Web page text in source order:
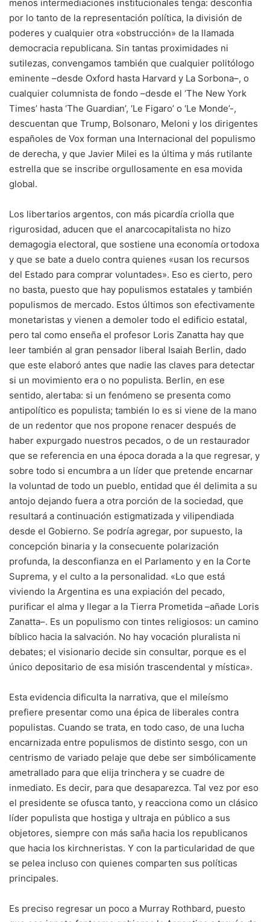
menos intermediaciones institucionales tenga: desconfía
por lo tanto de la representación política, la división de
poderes y cualquier otra «obstrucción» de la llamada
democracia republicana. Sin tantas proximidades ni
sutilezas, convengamos también que cualquier politólogo
eminente –desde Oxford hasta Harvard y La Sorbona–, o
cualquier columnista de fondo –desde el ‘The New York
Times’ hasta ‘The Guardian’, ‘Le Figaro’ o ‘Le Monde’-,
descuentan que Trump, Bolsonaro, Meloni y los dirigentes
españoles de Vox forman una Internacional del populismo
de derecha, y que Javier Milei es la última y más rutilante
estrella que se inscribe orgullosamente en esa movida
global.
Los libertarios argentos, con más picardía criolla que
rigurosidad, aducen que el anarcocapitalista no hizo
demagogia electoral, que sostiene una economía ortodoxa
y que se bate a duelo contra quienes «usan los recursos
del Estado para comprar voluntades». Eso es cierto, pero
no basta, puesto que hay populismos estatales y también
populismos de mercado. Estos últimos son efectivamente
monetaristas y vienen a demoler todo el edificio estatal,
pero tal como enseña el profesor Loris Zanatta hay que
leer también al gran pensador liberal Isaiah Berlin, dado
que este elaboró antes que nadie las claves para detectar
si un movimiento era o no populista. Berlin, en ese
sentido, alertaba: si un fenómeno se presenta como
antipolítico es populista; también lo es si viene de la mano
de un redentor que nos propone renacer después de
haber expurgado nuestros pecados, o de un restaurador
que se referencia en una época dorada a la que regresar, y
sobre todo si encumbra a un líder que pretende encarnar
la voluntad de todo un pueblo, entidad que él delimita a su
antojo dejando fuera a otra porción de la sociedad, que
resultará a continuación estigmatizada y vilipendiada
desde el Gobierno. Se podría agregar, por supuesto, la
concepción binaria y la consecuente polarización
profunda, la desconfianza en el Parlamento y en la Corte
Suprema, y el culto a la personalidad. «Lo que está
viviendo la Argentina es una expiación del pecado,
purificar el alma y llegar a la Tierra Prometida –añade Loris
Zanatta–. Es un populismo con tintes religiosos: un camino
bíblico hacia la salvación. No hay vocación pluralista ni
debates; el visionario decide sin consultar, porque es el
único depositario de esa misión trascendental y mística».
Esta evidencia dificulta la narrativa, que el mileísmo
prefiere presentar como una épica de liberales contra
populistas. Cuando se trata, en todo caso, de una lucha
encarnizada entre populismos de distinto sesgo, con un
centrismo de variado pelaje que debe ser simbólicamente
ametrallado para que elija trinchera y se cuadre de
inmediato. Es decir, para que desaparezca. Tal vez por eso
el presidente se ofusca tanto, y reacciona como un clásico
líder populista que hostiga y ultraja en público a sus
objetores, siempre con más saña hacia los republicanos
que hacia los kirchneristas. Y con la particularidad de que
se pelea incluso con quienes comparten sus políticas
principales.
Es preciso regresar un poco a Murray Rothbard, puesto